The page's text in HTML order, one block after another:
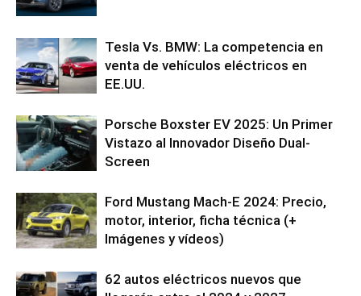
Tesla Vs. BMW: La competencia en
venta de vehículos eléctricos en
EE.UU.
Porsche Boxster EV 2025: Un Primer
Vistazo al Innovador Diseño Dual-
Screen
Ford Mustang Mach-E 2024: Precio,
motor, interior, ficha técnica (+
Imágenes y vídeos)
62 autos eléctricos nuevos que